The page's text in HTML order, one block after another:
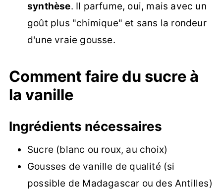
synthèse. Il parfume, oui, mais avec un
goût plus "chimique" et sans la rondeur
d'une vraie gousse.
Comment faire du sucre à
la vanille
Ingrédients nécessaires
Sucre (blanc ou roux, au choix)
Gousses de vanille de qualité (si
possible de Madagascar ou des Antilles)